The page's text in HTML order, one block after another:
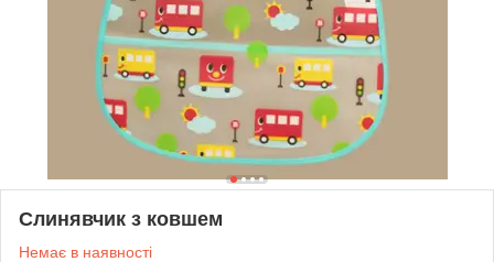
Слинявчик з ковшем
Немає в наявності